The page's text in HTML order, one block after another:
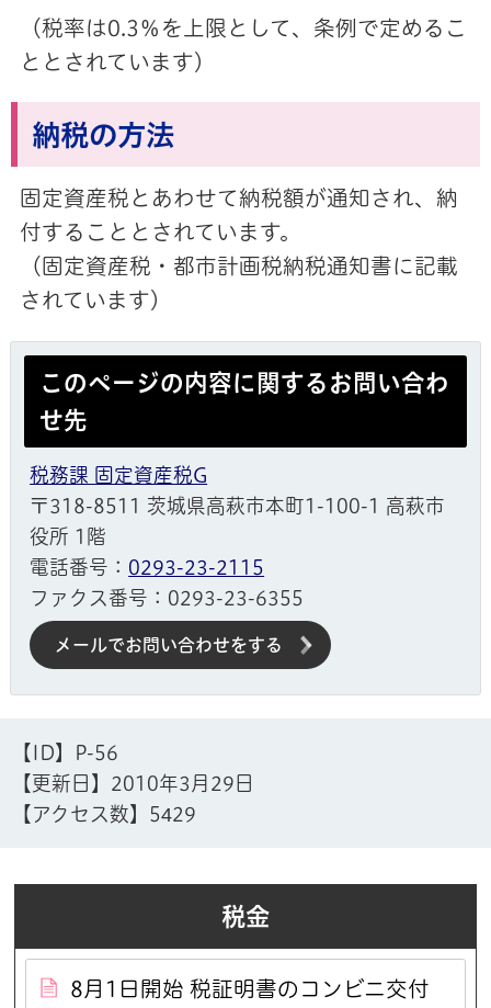
（税率は0.3％を上限として、条例で定めるこ
ととされています）
納税の方法
固定資産税とあわせて納税額が通知され、納
付することとされています。
（固定資産税・都市計画税納税通知書に記載
されています）
このページの内容に関するお問い合わ
せ先
税務課 固定資産税G
〒318-8511 茨城県高萩市本町1-100-1 高萩市
役所 1階
電話番号： 0293-23-2115
ファクス番号：0293-23-6355
メールでお問い合わせをする
【ID】
P-56
【更新日】 2010年3月29日
【アクセス数】
5429
税金
8月1日開始 税証明書のコンビニ交付